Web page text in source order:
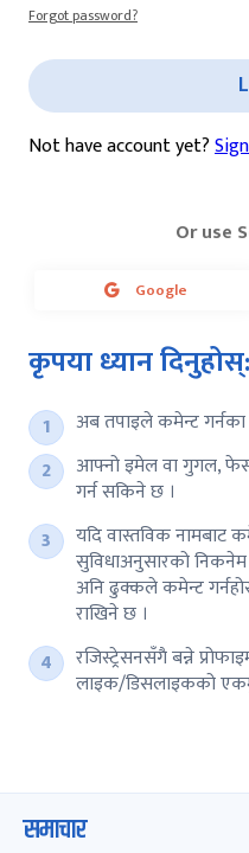
Forgot password?
Not have account yet?
Or use
Google
कृपया ध्यान दिनुहोस्:
अब तपाइले कमेन्ट गर्नका
आफ्नो इमेल वा गुगल,
गर्न सकिने छ ।
यदि वास्तविक नामबाट
सुविधाअनुसारको निकनेम
अनि ढुक्कले कमेन्ट
राखिने छ ।
रजिस्ट्रेसनसँगै बन्ने
लाइक/डिसलाइकको
समाचार